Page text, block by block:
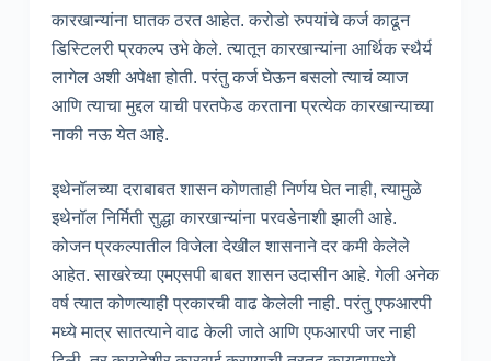
कारखान्यांना घातक ठरत आहेत. करोडो रुपयांचे कर्ज काढून
डिस्टिलरी प्रकल्प उभे केले. त्यातून कारखान्यांना आर्थिक स्थैर्य
लागेल अशी अपेक्षा होती. परंतु कर्ज घेऊन बसलो त्याचं व्याज
आणि त्याचा मुद्दल याची परतफेड करताना प्रत्येक कारखान्याच्या
नाकी नऊ येत आहे.
इथेनॉलच्या दराबाबत शासन कोणताही निर्णय घेत नाही, त्यामुळे
इथेनॉल निर्मिती सुद्धा कारखान्यांना परवडेनाशी झाली आहे.
कोजन प्रकल्पातील विजेला देखील शासनाने दर कमी केलेले
आहेत. साखरेच्या एमएसपी बाबत शासन उदासीन आहे. गेली अनेक
वर्ष त्यात कोणत्याही प्रकारची वाढ केलेली नाही. परंतु एफआरपी
मध्ये मात्र सातत्याने वाढ केली जाते आणि एफआरपी जर नाही